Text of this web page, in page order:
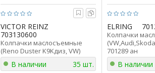
VICTOR REINZ
703130600
Колпачки маслосъемные
(Reno Duster K9Kдиз, VW)
(1шт) Victor Reinz 703130600
ан 036109675A/8200496321
В наличии 35 шт.
ELRING
Колпачки
701289 ан
047109675/
В наличии